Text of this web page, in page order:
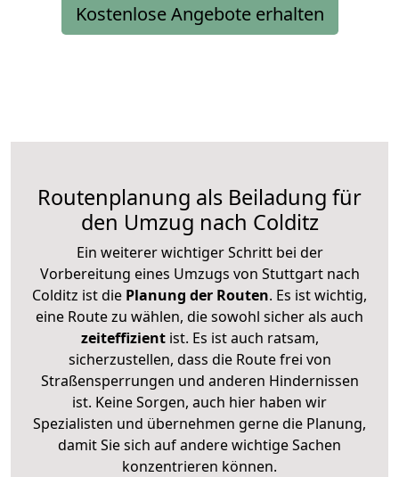
Kostenlose Angebote erhalten
Routenplanung als Beiladung für
den Umzug nach Colditz
Ein weiterer wichtiger Schritt bei der
Vorbereitung eines Umzugs von Stuttgart nach
Colditz ist die Planung der Routen. Es ist wichtig,
eine Route zu wählen, die sowohl sicher als auch
zeiteffizientist. Es ist auch ratsam,
sicherzustellen, dass die Route frei von
Straßensperrungen und anderen Hindernissen
ist. Keine Sorgen, auch hier haben wir
Spezialisten und übernehmen gerne die Planung,
damit Sie sich auf andere wichtige Sachen
konzentrieren können.